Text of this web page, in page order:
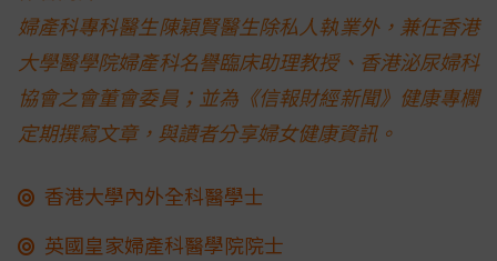
婦產科專科醫生陳穎賢醫生除私人執業外，兼任香港
大學醫學院婦產科名譽臨床助理教授、香港泌尿婦科
協會之會董會委員；並為《信報財經新聞》健康專欄
定期撰寫文章，與讀者分享婦女健康資訊。
香港大學內外全科醫學士
英國皇家婦產科醫學院院士